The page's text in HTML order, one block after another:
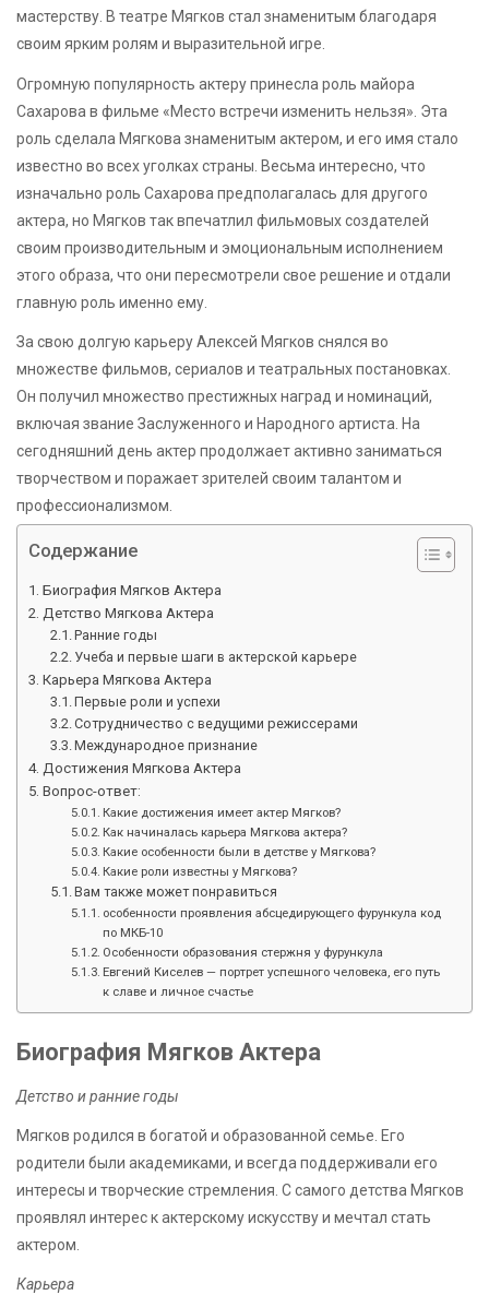
мастерству. В театре Мягков стал знаменитым благодаря
своим ярким ролям и выразительной игре.
Огромную популярность актеру принесла роль майора
Сахарова в фильме «Место встречи изменить нельзя». Эта
роль сделала Мягкова знаменитым актером, и его имя стало
известно во всех уголках страны. Весьма интересно, что
изначально роль Сахарова предполагалась для другого
актера, но Мягков так впечатлил фильмовых создателей
своим производительным и эмоциональным исполнением
этого образа, что они пересмотрели свое решение и отдали
главную роль именно ему.
За свою долгую карьеру Алексей Мягков снялся во
множестве фильмов, сериалов и театральных постановках.
Он получил множество престижных наград и номинаций,
включая звание Заслуженного и Народного артиста. На
сегодняшний день актер продолжает активно заниматься
творчеством и поражает зрителей своим талантом и
профессионализмом.
Содержание
Биография Мягков Актера
Детство Мягкова Актера
Ранние годы
Учеба и первые шаги в актерской карьере
Карьера Мягкова Актера
Первые роли и успехи
Сотрудничество с ведущими режиссерами
Международное признание
Достижения Мягкова Актера
Вопрос-ответ:
Какие достижения имеет актер Мягков?
Как начиналась карьера Мягкова актера?
Какие особенности были в детстве у Мягкова?
Какие роли известны у Мягкова?
Вам также может понравиться
особенности проявления абсцедирующего фурункула код
по МКБ-10
Особенности образования стержня у фурункула
Евгений Киселев — портрет успешного человека, его путь
к славе и личное счастье
Биография Мягков Актера
Детство и ранние годы
Мягков родился в богатой и образованной семье. Его
родители были академиками, и всегда поддерживали его
интересы и творческие стремления. С самого детства Мягков
проявлял интерес к актерскому искусству и мечтал стать
актером.
Карьера